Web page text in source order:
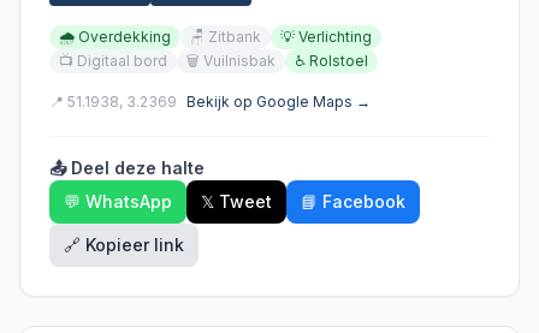
🌧️ Overdekking 🪑 Zitbank 💡 Verlichting
📺 Digitaal bord 🗑️ Vuilnisbak ♿ Rolstoel
📍 51.1938, 3.2369 Bekijk op Google Maps →
📤 Deel deze halte
💬 WhatsApp
𝕏 Tweet 📘 Facebook
🔗 Kopieer link